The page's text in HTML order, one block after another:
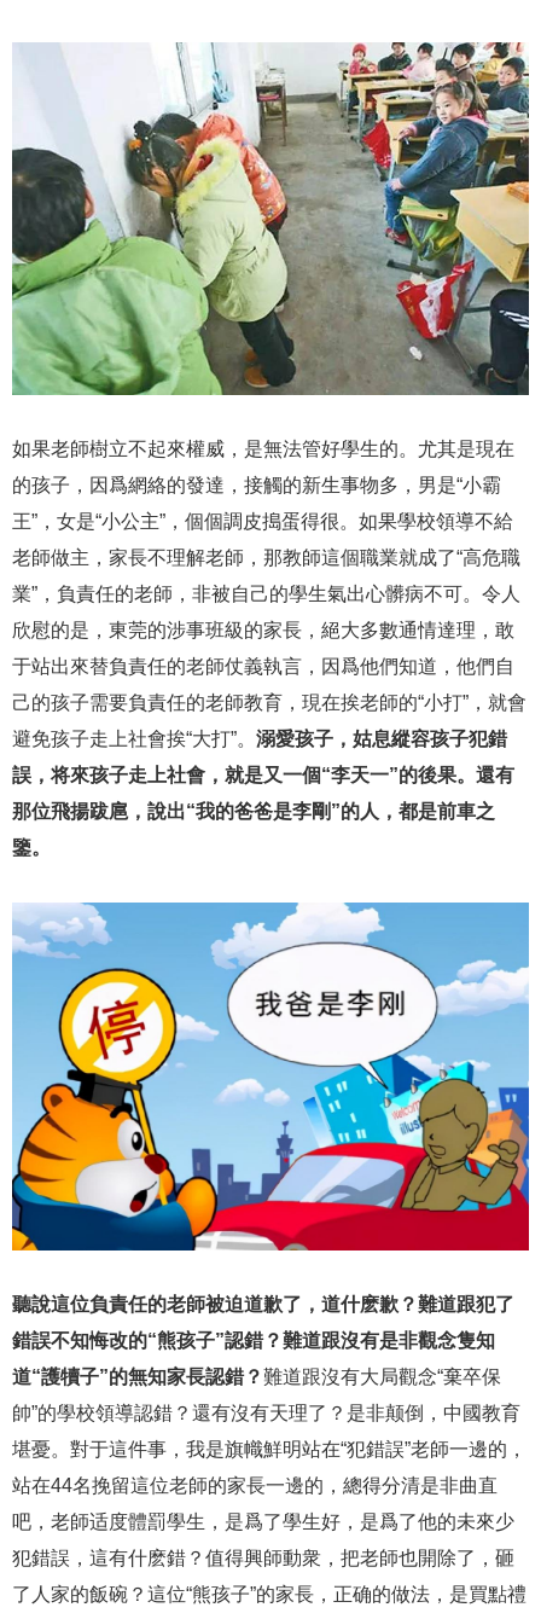
如果老師樹立不起來權威，是無法管好學生的。尤其是現在
的孩子，因爲網絡的發達，接觸的新生事物多，男是“小霸
王”，女是“小公主”，個個調皮搗蛋得很。如果學校領導不給
老師做主，家長不理解老師，那教師這個職業就成了“高危職
業”，負責任的老師，非被自己的學生氣出心髒病不可。令人
欣慰的是，東莞的涉事班級的家長，絕大多數通情達理，敢
于站出來替負責任的老師仗義執言，因爲他們知道，他們自
己的孩子需要負責任的老師教育，現在挨老師的“小打”，就會
避免孩子走上社會挨“大打”。 溺愛孩子，姑息縱容孩子犯錯
誤，将來孩子走上社會，就是又一個“李天一”的後果。還有
那位飛揚跋扈，說出“我的爸爸是李剛”的人，都是前車之
鑒。
聽說這位負責任的老師被迫道歉了，道什麽歉？難道跟犯了
錯誤不知悔改的“熊孩子”認錯？難道跟沒有是非觀念隻知
道“護犢子”的無知家長認錯？難道跟沒有大局觀念“棄卒保
帥”的學校領導認錯？還有沒有天理了？是非颠倒，中國教育
堪憂。對于這件事，我是旗幟鮮明站在“犯錯誤”老師一邊的，
站在44名挽留這位老師的家長一邊的，總得分清是非曲直
吧，老師适度體罰學生，是爲了學生好，是爲了他的未來少
犯錯誤，這有什麽錯？值得興師動衆，把老師也開除了，砸
了人家的飯碗？這位“熊孩子”的家長，正确的做法，是買點禮